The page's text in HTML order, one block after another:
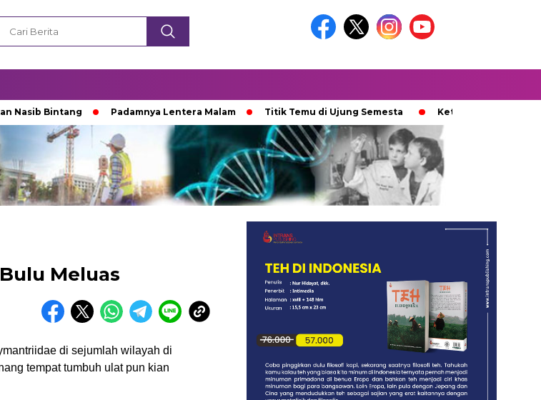
Bintang Padamnya Lentera Malam Titik Temu di Ujung Semesta Ketika Ijazah Analog
Meluas
di sejumlah wilayah di
tempat tumbuh ulat pun kian